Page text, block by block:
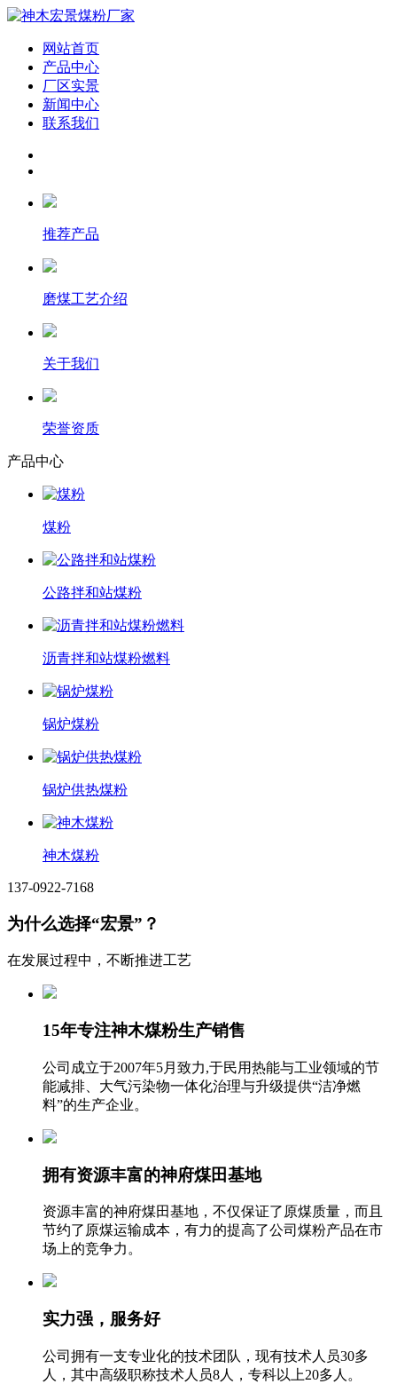
网站首页
产品中心
厂区实景
新闻中心
联系我们
推荐产品
磨煤工艺介绍
关于我们
荣誉资质
产品中心
煤粉
公路拌和站煤粉
沥青拌和站煤粉燃料
锅炉煤粉
锅炉供热煤粉
神木煤粉
137-0922-7168
为什么选择“宏景”？
在发展过程中，不断推进工艺
15年专注神木煤粉生产销售
公司成立于2007年5月致力,于民用热能与工业领域的节
能减排、大气污染物一体化治理与升级提供“洁净燃
料”的生产企业。
拥有资源丰富的神府煤田基地
资源丰富的神府煤田基地，不仅保证了原煤质量，而且
节约了原煤运输成本，有力的提高了公司煤粉产品在市
场上的竞争力。
实力强，服务好
公司拥有一支专业化的技术团队，现有技术人员30多
人，其中高级职称技术人员8人，专科以上20多人。